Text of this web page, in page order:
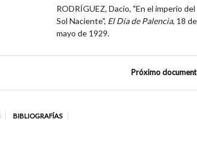
RODRÍGUEZ, Dacio, "En el imperio del
Sol Naciente", El Día de Palencia, 18 de
mayo de 1929.
Próximo
BIBLIOGRAFÍAS